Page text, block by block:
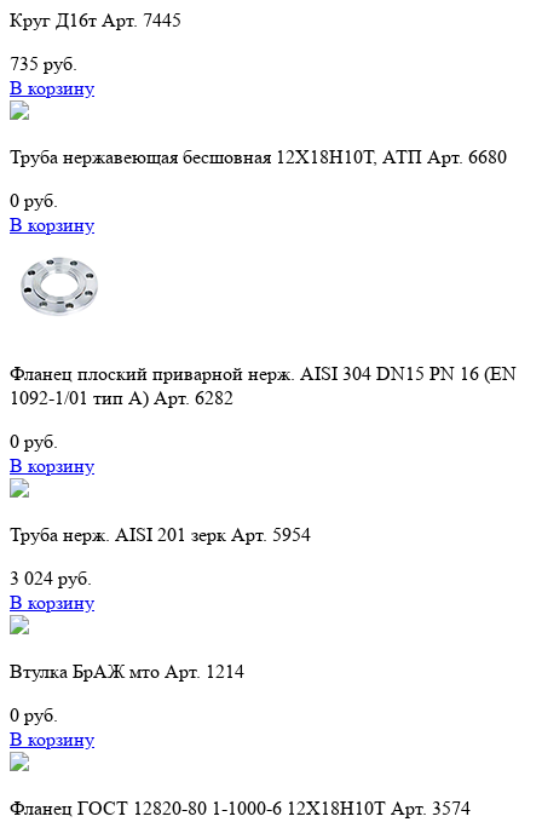
Круг Д16т Арт. 7445
735 руб.
В корзину
Труба нержавеющая бесшовная 12Х18Н10Т, АТП Арт. 6680
0 руб.
В корзину
Фланец плоский приварной нерж. AISI 304 DN15 PN 16 (EN
1092-1/01 тип А) Арт. 6282
0 руб.
В корзину
Труба нерж. AISI 201 зерк Арт. 5954
3 024 руб.
В корзину
Втулка БрАЖ мто Арт. 1214
0 руб.
В корзину
Фланец ГОСТ 12820-80 1-1000-6 12Х18Н10Т Арт. 3574